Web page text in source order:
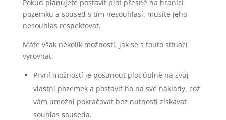
Pokud plánujete postavit plot přesně na hranici
pozemku a soused s tím nesouhlasí, musíte jeho
nesouhlas respektovat.
Máte však několik možností, jak se s touto situací
vyrovnat.
První možností je posunout plot úplně na svůj
vlastní pozemek a postavit ho na své náklady, což
vám umožní pokračovat bez nutnosti získávat
souhlas souseda.